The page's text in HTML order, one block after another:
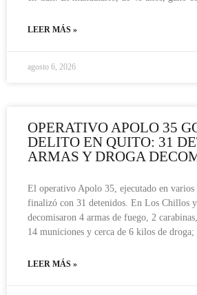
LEER MÁS »
agosto 6, 2026
OPERATIVO APOLO 35
DELITO EN QUITO: 31
ARMAS Y DROGA
El operativo Apolo 35, ejecutado en varios
finalizó con 31 detenidos. En Los Chillos
decomisaron 4 armas de fuego, 2
14 municiones y cerca de 6 kilos de droga;
LEER MÁS »